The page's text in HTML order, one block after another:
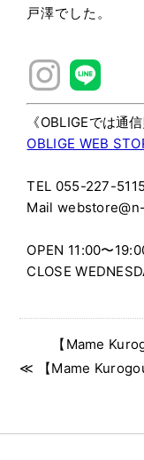
戸澤でした。
《OBLIGEでは通
OBLIGE WEB
TEL 055-227-5115
Mail
OPEN 11:00〜
CLOSE
【Mame
≪ 【Mame